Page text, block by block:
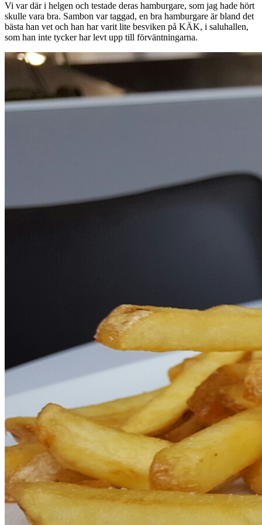
Vi var där i helgen och testade deras hamburgare, som jag hade hört
skulle vara bra. Sambon var taggad, en bra hamburgare är bland det
bästa han vet och han har varit lite besviken på KÄK, i saluhallen,
som han inte tycker har levt upp till förväntningarna.